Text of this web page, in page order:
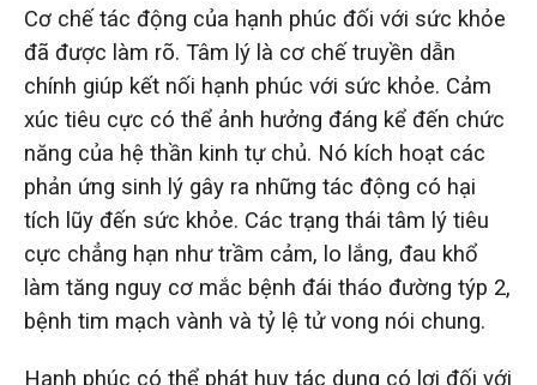
Cơ chế tác động của hạnh phúc đối với sức khỏe
đã được làm rõ. Tâm lý là cơ chế truyền dẫn
chính giúp kết nối hạnh phúc với sức khỏe. Cảm
xúc tiêu cực có thể ảnh hưởng đáng kể đến chức
năng của hệ thần kinh tự chủ. Nó kích hoạt các
phản ứng sinh lý gây ra những tác động có hại
tích lũy đến sức khỏe. Các trạng thái tâm lý tiêu
cực chẳng hạn như trầm cảm, lo lắng, đau khổ
làm tăng nguy cơ mắc bệnh đái tháo đường týp 2,
bệnh tim mạch vành và tỷ lệ tử vong nói chung.
Hạnh phúc có thể phát huy tác dụng có lợi đối với